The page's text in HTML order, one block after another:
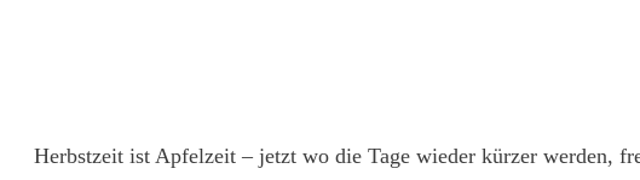
Herbstzeit ist Apfelzeit – jetzt wo die Tage wieder kürzer werden,